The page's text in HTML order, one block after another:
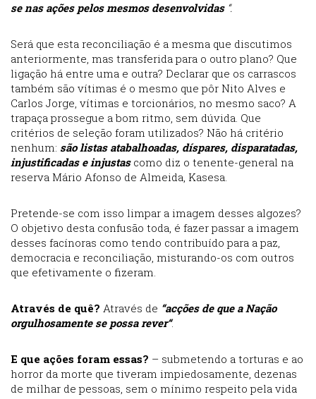
se nas ações pelos mesmos desenvolvidas“.
Será que esta reconciliação é a mesma que discutimos
anteriormente, mas transferida para o outro plano? Que
ligação há entre uma e outra? Declarar que os carrascos
também são vítimas é o mesmo que pôr Nito Alves e
Carlos Jorge, vítimas e torcionários, no mesmo saco? A
trapaça prossegue a bom ritmo, sem dúvida. Que
critérios de seleção foram utilizados? Não há critério
nenhum: são listas atabalhoadas, díspares, disparatadas,
injustificadas e injustascomo diz o tenente-general na
reserva Mário Afonso de Almeida, Kasesa.
Pretende-se com isso limpar a imagem desses algozes?
O objetivo desta confusão toda, é fazer passar a imagem
desses facínoras como tendo contribuído para a paz,
democracia e reconciliação, misturando-os com outros
que efetivamente o fizeram.
Através de quê? Através de “acções de que a Nação
orgulhosamente se possa rever“.
E que ações foram essas? – submetendo a torturas e ao
horror da morte que tiveram impiedosamente, dezenas
de milhar de pessoas, sem o mínimo respeito pela vida